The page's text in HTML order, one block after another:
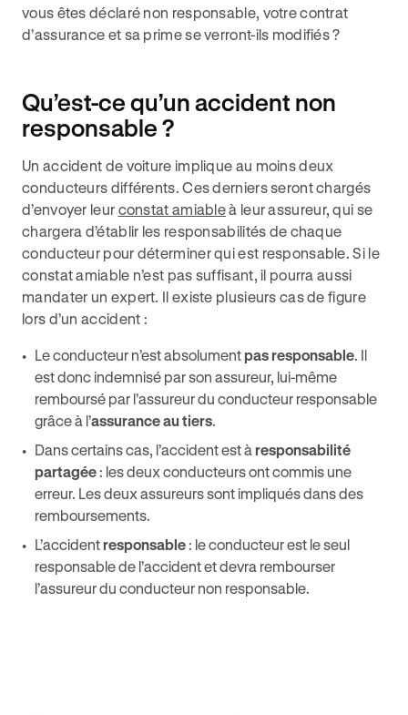
vous êtes déclaré non responsable, votre contrat
d’assurance et sa prime se verront-ils modifiés ?
Qu’est-ce qu’un accident non
responsable ?
Un accident de voiture implique au moins deux
conducteurs différents. Ces derniers seront chargés
d’envoyer leur constat amiableà leur assureur, qui se
chargera d’établir les responsabilités de chaque
conducteur pour déterminer qui est responsable. Si le
constat amiable n’est pas suffisant, il pourra aussi
mandater un expert. Il existe plusieurs cas de figure
lors d’un accident :
Le conducteur n’est absolumentpas responsable. Il
est donc indemnisé par son assureur, lui-même
remboursé par l’assureur du conducteur responsable
grâce à l’assurance au tiers.
Dans certains cas, l’accident est àresponsabilité
partagée : les deux conducteurs ont commis une
erreur. Les deux assureurs sont impliqués dans des
remboursements.
L’accidentresponsable : le conducteur est le seul
responsable de l’accident et devra rembourser
l’assureur du conducteur non responsable.